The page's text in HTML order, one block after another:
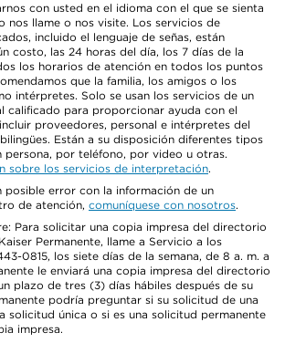
con usted en el idioma con el que se sienta
nos llame o nos visite. Los servicios de
incluido el lenguaje de señas, están
costo, las 24 horas del día, los 7 días de la
los horarios de atención en todos los puntos
que la familia, los amigos o los
intérpretes. Solo se usan los servicios de un
calificado para proporcionar ayuda con el
proveedores, personal e intérpretes del
Están a su disposición diferentes tipos
persona, por teléfono, por video u otras.
sobre los servicios de interpretación.
posible error con la información de un
de atención, comuníquese con nosotros.
Para solicitar una copia impresa del directorio
Permanente, llame a Servicio a los
0815, los siete días de la semana, de 8 a. m. a
le enviará una copia impresa del directorio
plazo de tres (3) días hábiles después de su
podría preguntar si su solicitud de una
solicitud única o si es una solicitud permanente
impresa.